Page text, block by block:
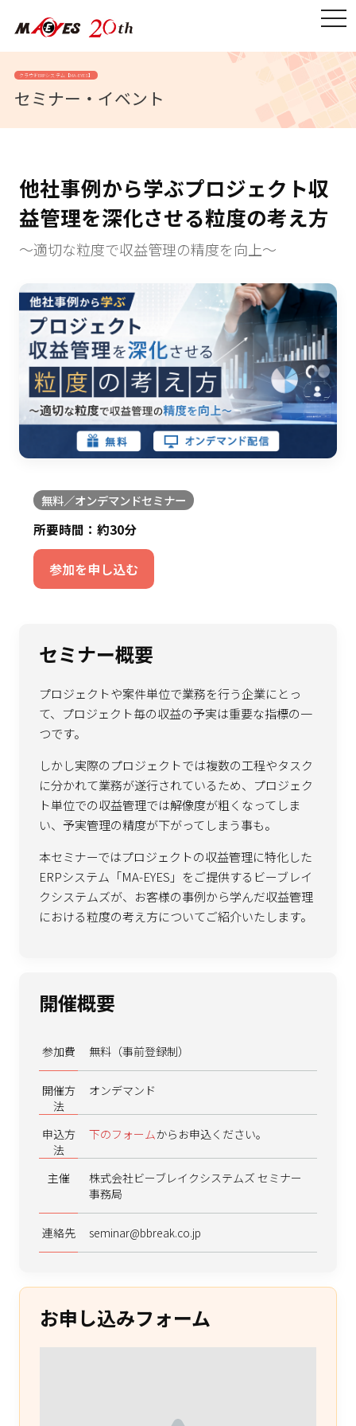
クラウドERPシステム【MA-EYES】
セミナー・イベント
他社事例から学ぶプロジェクト収
益管理を深化させる粒度の考え方
～適切な粒度で収益管理の精度を向上～
無料／オンデマンドセミナー
所要時間：約30分
参加を申し込む
セミナー概要
プロジェクトや案件単位で業務を行う企業にとっ
て、プロジェクト毎の収益の予実は重要な指標の一
つです。
しかし実際のプロジェクトでは複数の工程やタスク
に分かれて業務が遂行されているため、プロジェク
ト単位での収益管理では解像度が粗くなってしま
い、予実管理の精度が下がってしまう事も。
本セミナーではプロジェクトの収益管理に特化した
ERPシステム「MA-EYES」をご提供するビーブレイ
クシステムズが、お客様の事例から学んだ収益管理
における粒度の考え方についてご紹介いたします。
開催概要
参加費 無料（事前登録制）
開催方
法
オンデマンド
申込方
法
下のフォームからお申込ください。
主催
株式会社ビーブレイクシステムズ セミナー
事務局
連絡先 seminar@bbreak.co.jp
お申し込みフォーム